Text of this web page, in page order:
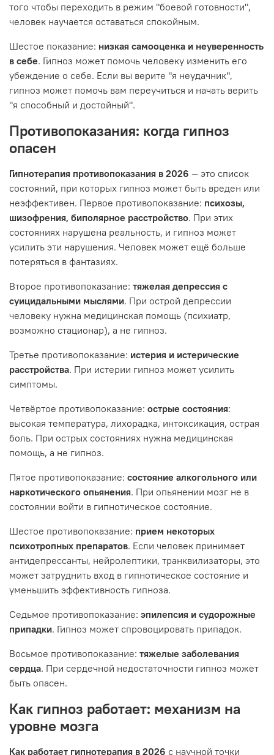
того чтобы переходить в режим "боевой готовности",
человек научается оставаться спокойным.
Шестое показание: низкая самооценка и неуверенность
в себе. Гипноз может помочь человеку изменить его
убеждение о себе. Если вы верите "я неудачник",
гипноз может помочь вам переучиться и начать верить
"я способный и достойный".
Противопоказания: когда гипноз
опасен
Гипнотерапия противопоказания в 2026 — это список
состояний, при которых гипноз может быть вреден или
неэффективен. Первое противопоказание: психозы,
шизофрения, биполярное расстройство. При этих
состояниях нарушена реальность, и гипноз может
усилить эти нарушения. Человек может ещё больше
потеряться в фантазиях.
Второе противопоказание: тяжелая депрессия с
суицидальными мыслями. При острой депрессии
человеку нужна медицинская помощь (психиатр,
возможно стационар), а не гипноз.
Третье противопоказание: истерия и истерические
расстройства. При истерии гипноз может усилить
симптомы.
Четвёртое противопоказание: острые состояния:
высокая температура, лихорадка, интоксикация, острая
боль. При острых состояниях нужна медицинская
помощь, а не гипноз.
Пятое противопоказание: состояние алкогольного или
наркотического опьянения. При опьянении мозг не в
состоянии войти в гипнотическое состояние.
Шестое противопоказание: прием некоторых
психотропных препаратов. Если человек принимает
антидепрессанты, нейролептики, транквилизаторы, это
может затруднить вход в гипнотическое состояние и
уменьшить эффективность гипноза.
Седьмое противопоказание: эпилепсия и судорожные
припадки. Гипноз может спровоцировать припадок.
Восьмое противопоказание: тяжелые заболевания
сердца. При сердечной недостаточности гипноз может
быть опасен.
Как гипноз работает: механизм на
уровне мозга
Как работает гипнотерапия в 2026 с научной точки